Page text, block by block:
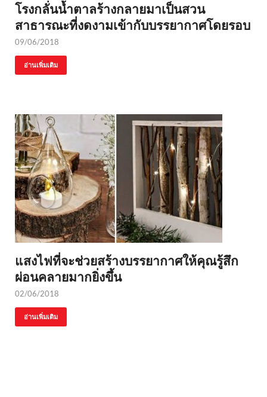
โรงกลั่นน้ำตาลร้างกลายมาเป็นสวน
สาธารณะที่งดงามเข้ากับบรรยากาศโดยรอบ
09/06/2018
อ่านเพิ่มเติม
แสงไฟที่จะช่วยสร้างบรรยากาศให้คุณรู้สึก
ผ่อนคลายมากยิ่งขึ้น
02/06/2018
อ่านเพิ่มเติม